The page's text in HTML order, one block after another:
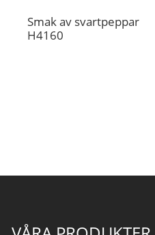
Smak av svartpeppar
H4160